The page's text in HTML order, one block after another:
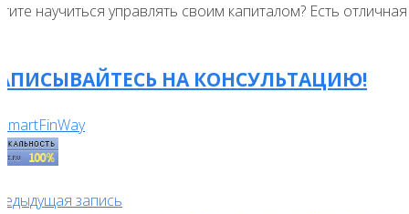
научиться управлять своим капиталом? Есть
НА КОНСУЛЬТАЦИЮ!
запись